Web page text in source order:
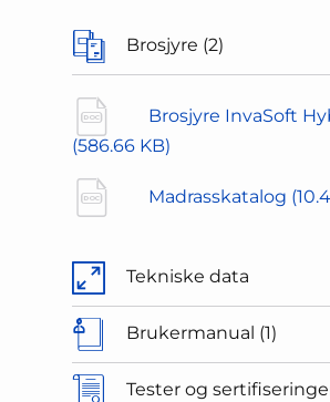
Brosjyre (2)
Brosjyre InvaSoft
(586.66 KB)
Madrasskatalog
Tekniske data
Brukermanual (1)
Tester og